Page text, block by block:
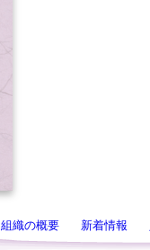
組織の概要 新着情報